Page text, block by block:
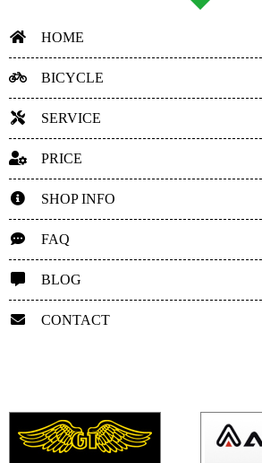
HOME
BICYCLE
SERVICE
PRICE
SHOP INFO
FAQ
BLOG
CONTACT